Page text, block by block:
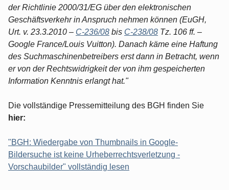
der Richtlinie 2000/31/EG über den elektronischen
Geschäftsverkehr in Anspruch nehmen können (EuGH,
Urt. v. 23.3.2010 – C-236/08 bis C-238/08 Tz. 106 ff. –
Google France/Louis Vuitton). Danach käme eine Haftung
des Suchmaschinenbetreibers erst dann in Betracht, wenn
er von der Rechtswidrigkeit der von ihm gespeicherten
Information Kenntnis erlangt hat."
Die vollständige Pressemitteilung des BGH finden Sie
hier:
"BGH: Wiedergabe von Thumbnails in Google-
Bildersuche ist keine Urheberrechtsverletzung -
Vorschaubilder" vollständig lesen